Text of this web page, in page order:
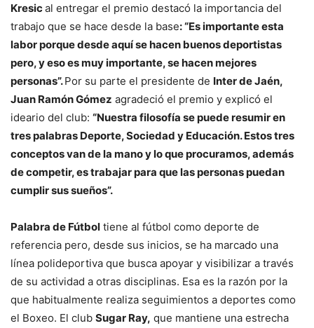
Kresical entregar el premio destacó la importancia del
trabajo que se hace desde la base: “Es importante esta
labor porque desde aquí se hacen buenos deportistas
pero, y eso es muy importante, se hacen mejores
personas”.Por su parte el presidente de Inter de Jaén,
Juan Ramón Gómez agradeció el premio y explicó el
ideario del club: “Nuestra filosofía se puede resumir en
tres palabras Deporte, Sociedad y Educación. Estos tres
conceptos van de la mano y lo que procuramos, además
de competir, es trabajar para que las personas puedan
cumplir sus sueños”.
Palabra de Fútbol tiene al fútbol como deporte de
referencia pero, desde sus inicios, se ha marcado una
línea polideportiva que busca apoyar y visibilizar a través
de su actividad a otras disciplinas. Esa es la razón por la
que habitualmente realiza seguimientos a deportes como
el Boxeo. El club Sugar Ray, que mantiene una estrecha